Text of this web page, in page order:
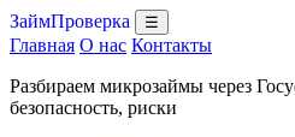
ЗаймПроверка ☰
Главная О нас Контакты
Разбираем микрозаймы через
безопасность, риски